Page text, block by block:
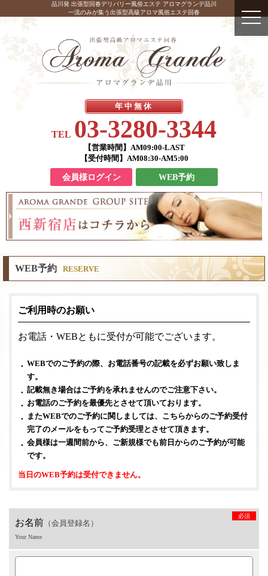
品川発 出張型回春デリバリー風俗エステ アロマグランデ品川
一流のみが集う出張型高級アロマ風俗エステ回春
年中無休
TEL 03-3280-3344
【営業時間】 AM09:00-LAST
【受付時間】 AM08:30-AM5:00
会員様ログイン WEB予約
WEB予約 RESERVE
ご利用時のお願い
お電話・WEBともに受付が可能でございます。
WEBでのご予約の際、お電話番号の記載を必ずお願い致しま
す。
記載無き場合はご予約を承れませんのでご注意下さい。
お電話のご予約を最優先とさせて頂いております。
またWEBでのご予約に関しましては、こちらからのご予約受付
完了のメールをもってご予約受理とさせて頂きます。
会員様は一週間前から、ご新規様でも前日からのご予約が可能
です。
当日のWEB予約は受付できません。
お名前 （会員登録名）
必須
Your Name